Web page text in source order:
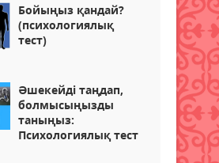
Бойыңыз қандай?
(психологиялық
тест)
Әшекейді таңдап,
болмысыңызды
таныңыз:
Психологиялық тест